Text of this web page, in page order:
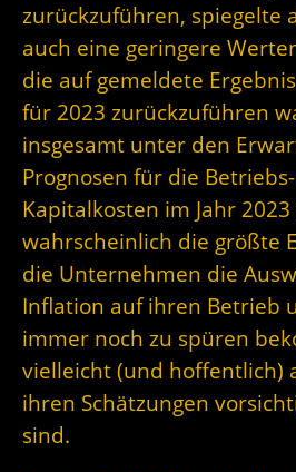
zurückzuführen, spiegelte
auch eine geringere
die auf gemeldete
für 2023 zurückzuführen
insgesamt unter den
Prognosen für die
Kapitalkosten im Jahr
wahrscheinlich die größte
die Unternehmen die
Inflation auf ihren Betrieb
immer noch zu spüren
vielleicht (und hoffentlich)
ihren Schätzungen
sind.